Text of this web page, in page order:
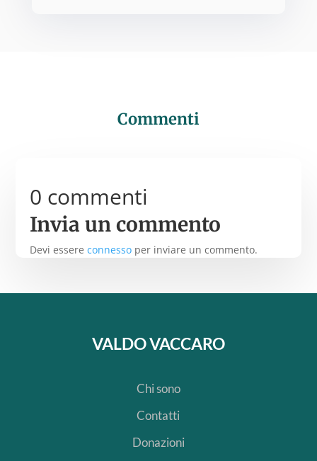
Commenti
0 commenti
Invia un commento
Devi essereconnesso per inviare un commento.
VALDO VACCARO
Chi sono
Contatti
Donazioni